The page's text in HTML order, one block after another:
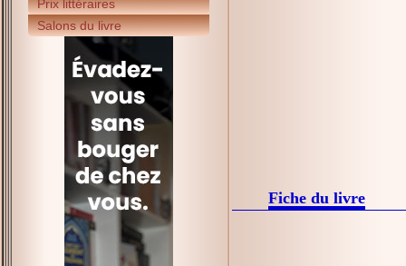
Prix littéraires
Salons du livre
Fiche du livre